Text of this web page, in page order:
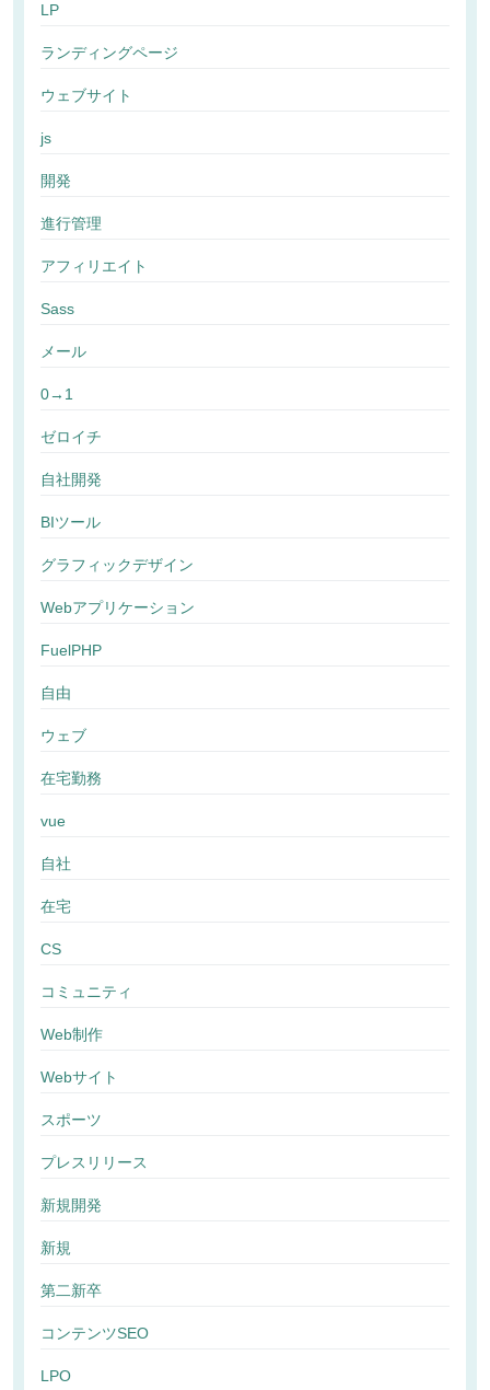
LP
ランディングページ
ウェブサイト
js
開発
進行管理
アフィリエイト
Sass
メール
0→1
ゼロイチ
自社開発
BIツール
グラフィックデザイン
Webアプリケーション
FuelPHP
自由
ウェブ
在宅勤務
vue
自社
在宅
CS
コミュニティ
Web制作
Webサイト
スポーツ
プレスリリース
新規開発
新規
第二新卒
コンテンツSEO
LPO